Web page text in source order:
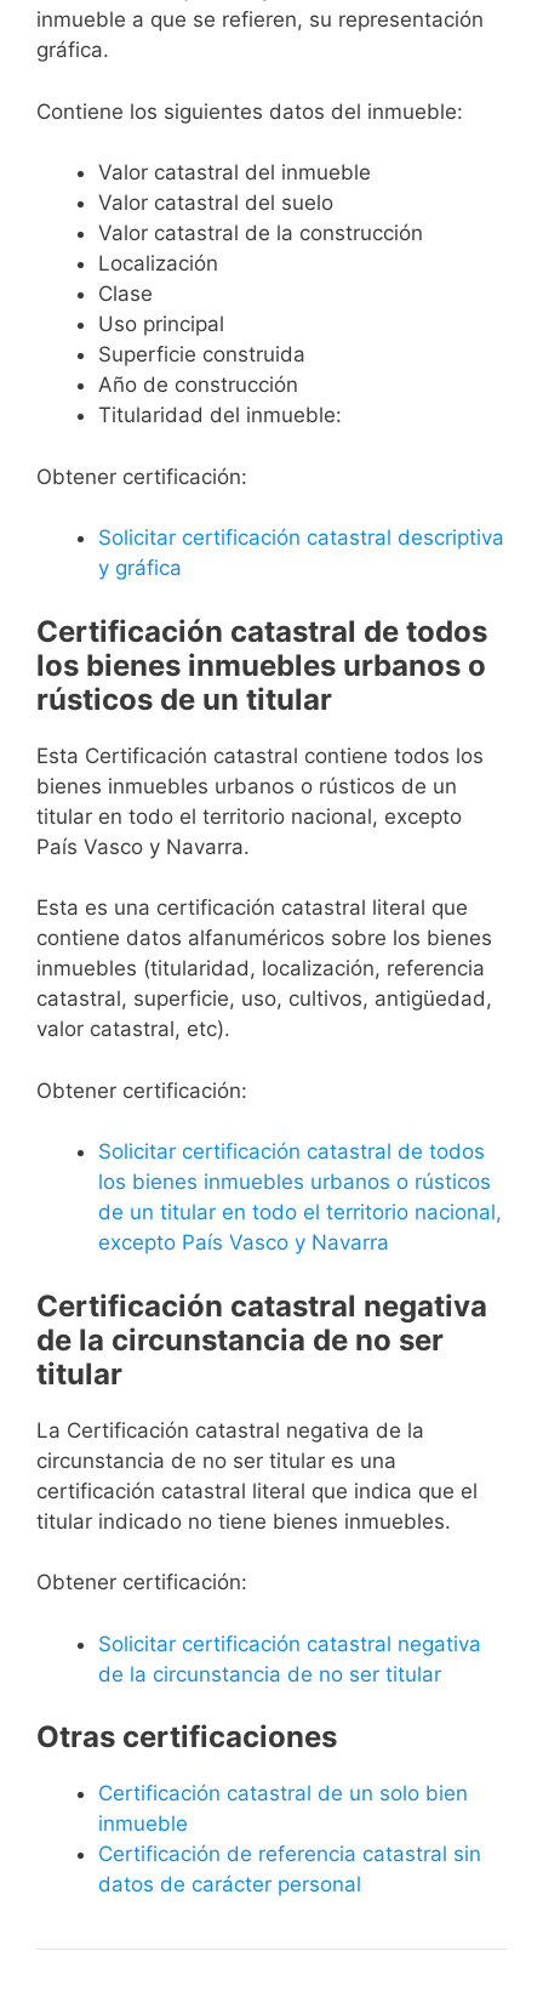
inmueble a que se refieren, su representación
gráfica.
Contiene los siguientes datos del inmueble:
Valor catastral del inmueble
Valor catastral del suelo
Valor catastral de la construcción
Localización
Clase
Uso principal
Superficie construida
Año de construcción
Titularidad del inmueble:
Obtener certificación:
Solicitar certificación catastral descriptiva
y gráfica
Certificación catastral de todos
los bienes inmuebles urbanos o
rústicos de un titular
Esta Certificación catastral contiene todos los
bienes inmuebles urbanos o rústicos de un
titular en todo el territorio nacional, excepto
País Vasco y Navarra.
Esta es una certificación catastral literal que
contiene datos alfanuméricos sobre los bienes
inmuebles (titularidad, localización, referencia
catastral, superficie, uso, cultivos, antigüedad,
valor catastral, etc).
Obtener certificación:
Solicitar certificación catastral de todos
los bienes inmuebles urbanos o rústicos
de un titular en todo el territorio nacional,
excepto País Vasco y Navarra
Certificación catastral negativa
de la circunstancia de no ser
titular
La Certificación catastral negativa de la
circunstancia de no ser titular es una
certificación catastral literal que indica que el
titular indicado no tiene bienes inmuebles.
Obtener certificación:
Solicitar certificación catastral negativa
de la circunstancia de no ser titular
Otras certificaciones
Certificación catastral de un solo bien
inmueble
Certificación de referencia catastral sin
datos de carácter personal